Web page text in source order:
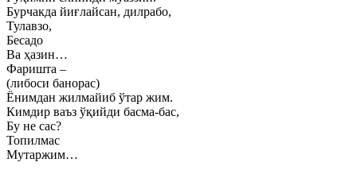
Бурчакда йиғлайсан, дилрабо,
Тулавзо,
Бесадо
Ва ҳазин…
Фаришта –
(либоси банорас)
Ёнимдан жилмайиб ўтар жим.
Кимдир ваъз ўқийди басма-бас,
Бу не сас?
Топилмас
Мутаржим…